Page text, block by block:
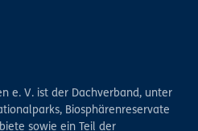
e. V. ist der Dachverband, unter
Biosphärenreservate
sowie ein Teil der